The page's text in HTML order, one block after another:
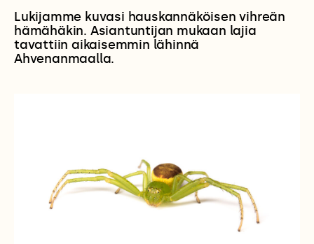
Lukijamme kuvasi hauskannäköisen vihreän
hämähäkin. Asiantuntijan mukaan lajia
tavattiin aikaisemmin lähinnä
Ahvenanmaalla.